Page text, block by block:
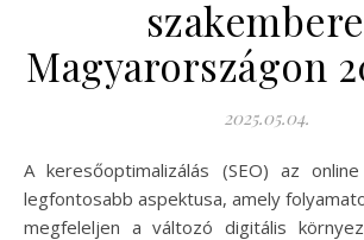
Magyarországon
2025.05.04.
A keresőoptimalizálás (SEO) az online marketing egyik
legfontosabb aspektusa, amely
megfeleljen a változó digitális